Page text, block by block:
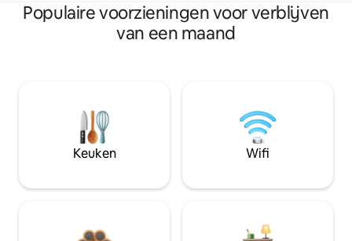
Populaire voorzieningen voor verblijven
van een maand
Keuken Wifi